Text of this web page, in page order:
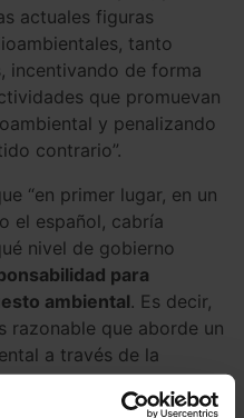
actuales figuras
tanto
incentivando de forma
que promuevan
y penalizando
contrario”.
“en primer lugar, en un
el español, cabría
nivel de gobierno
para
ambiental. Es decir,
razonable que aborde un
a través de la
sentido, en
razonable que sean las